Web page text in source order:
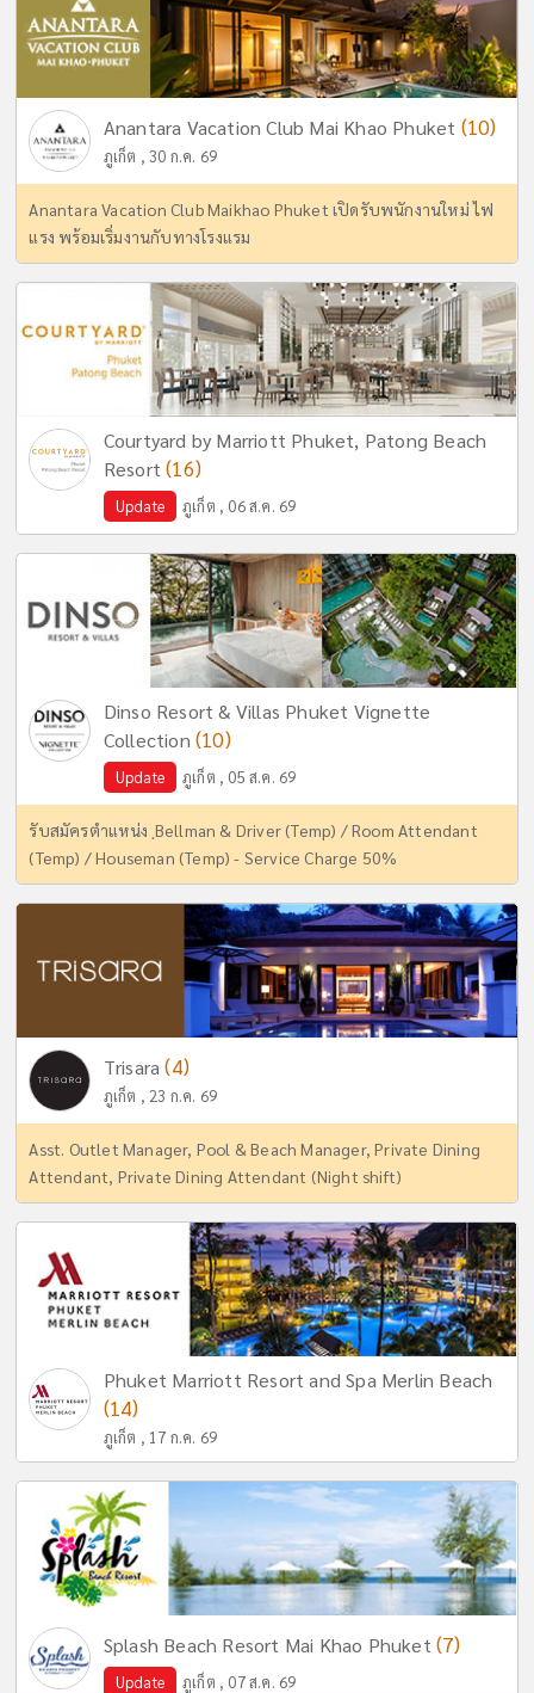
Anantara Vacation Club Mai Khao Phuket (10)
ภูเก็ต , 30 ก.ค. 69
Anantara Vacation Club Maikhao Phuket เปิดรับพนักงานใหม่ ไฟ
แรง พร้อมเริ่มงานกับทางโรงแรม
Courtyard by Marriott Phuket, Patong Beach
Resort(16)
Update ภูเก็ต , 06 ส.ค. 69
Dinso Resort & Villas Phuket Vignette
Collection (10)
Update ภูเก็ต , 05 ส.ค. 69
รับสมัครตำแหน่ง ฺBellman & Driver (Temp) / Room Attendant
(Temp) / Houseman (Temp) - Service Charge 50%
Trisara(4)
ภูเก็ต , 23 ก.ค. 69
Asst. Outlet Manager, Pool & Beach Manager, Private Dining
Attendant, Private Dining Attendant (Night shift)
Phuket Marriott Resort and Spa Merlin Beach
(14)
ภูเก็ต , 17 ก.ค. 69
Splash Beach Resort Mai Khao Phuket (7)
Update ภูเก็ต , 07 ส.ค. 69